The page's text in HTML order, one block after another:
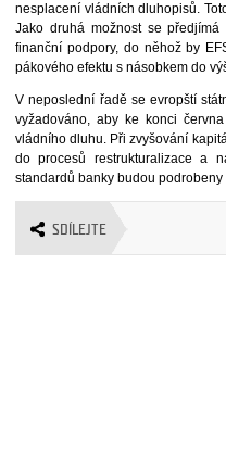
nesplacení vládních dluhopisů.
Jako druhá možnost se
finanční podpory, do něhož by
pákového efektu s násobkem do
V neposlední řadě se evropští
vyžadováno, aby ke konci
vládního dluhu. Při zvyšování
do procesů restrukturalizace a
standardů banky budou
SDÍLEJTE